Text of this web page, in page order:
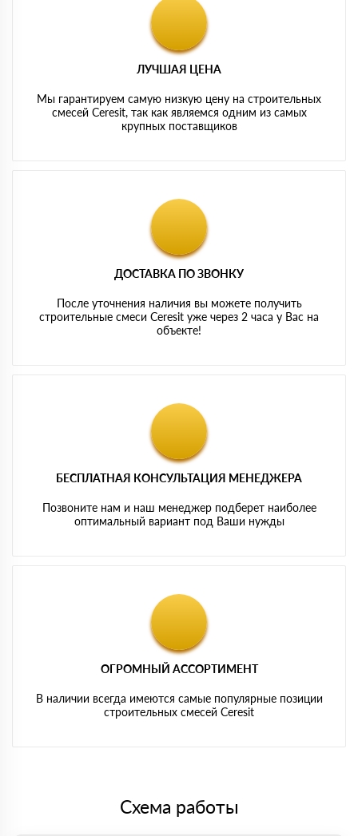
ЛУЧШАЯ ЦЕНА
Мы гарантируем самую низкую цену на строительных
смесей Ceresit, так как являемся одним из самых
крупных поставщиков
ДОСТАВКА ПО ЗВОНКУ
После уточнения наличия вы можете получить
строительные смеси Ceresit уже через 2 часа у Вас на
объекте!
БЕСПЛАТНАЯ КОНСУЛЬТАЦИЯ МЕНЕДЖЕРА
Позвоните нам и наш менеджер подберет наиболее
оптимальный вариант под Ваши нужды
ОГРОМНЫЙ АССОРТИМЕНТ
В наличии всегда имеются самые популярные позиции
строительных смесей Ceresit
Схема работы